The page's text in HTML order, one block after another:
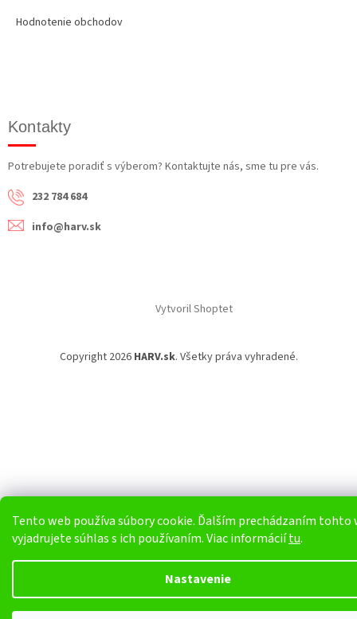
Tento web používa súbory cookie. Ďalším prechádzaním tohto
vyjadrujete súhlas s ich používaním. Viac informáciítu.
Nastavenie
Hodnotenie obchodov
Kontakty
Potrebujete poradiť s výberom? Kontaktujte nás, sme tu pre vás.
232 784 684
info@harv.sk
Vytvoril Shoptet
Copyright 2026 HARV.sk. Všetky práva vyhradené.